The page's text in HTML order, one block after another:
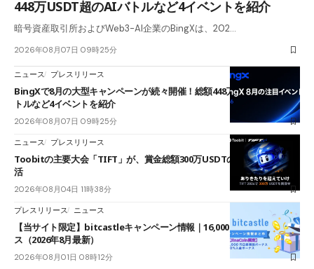
448万USDT超のAIバトルなど4イベントを紹介
暗号資産取引所およびWeb3-AI企業のBingXは、202…
2026年08月07日 09時25分
ニュース プレスリリース
BingXで8月の大型キャンペーンが続々開催！総額448万USDT超のAIバ
トルなど4イベントを紹介
2026年08月07日 09時25分
ニュース プレスリリース
Toobitの主要大会「TIFT」が、賞金総額300万USDTのレースとして復
活
2026年08月04日 11時38分
プレスリリース ニュース
【当サイト限定】bitcastleキャンペーン情報｜16,000円口座開設ボーナ
ス（2026年8月最新）
2026年08月01日 08時12分